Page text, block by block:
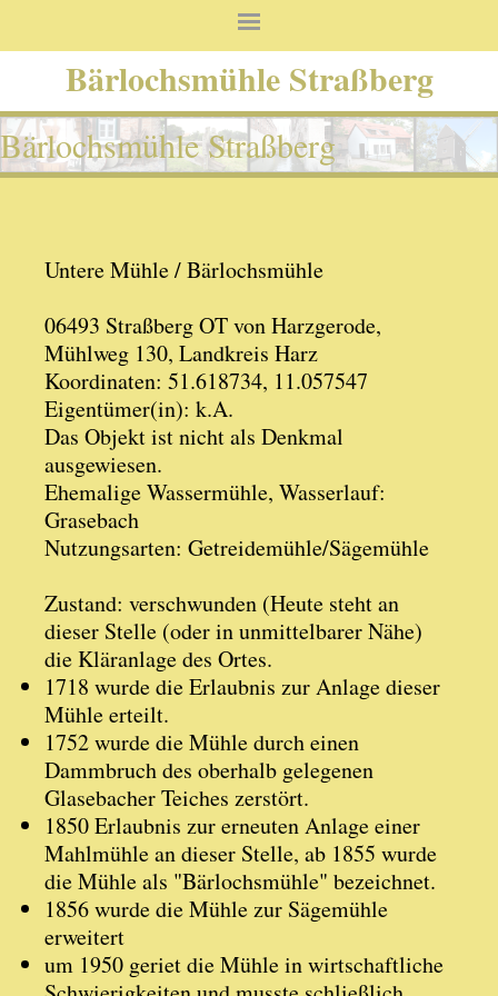
Bärlochsmühle Straßberg
Bärlochsmühle Straßberg
Untere Mühle / Bärlochsmühle
06493 Straßberg OT von Harzgerode,
Mühlweg 130, Landkreis Harz
Koordinaten: 51.618734, 11.057547
Eigentümer(in): k.A.
Das Objekt ist nicht als Denkmal
ausgewiesen.
Ehemalige Wassermühle, Wasserlauf:
Grasebach
Nutzungsarten: Getreidemühle/Sägemühle
Zustand: verschwunden (Heute steht an
dieser Stelle (oder in unmittelbarer Nähe)
die Kläranlage des Ortes.
1718 wurde die Erlaubnis zur Anlage dieser
Mühle erteilt.
1752 wurde die Mühle durch einen
Dammbruch des oberhalb gelegenen
Glasebacher Teiches zerstört.
1850 Erlaubnis zur erneuten Anlage einer
Mahlmühle an dieser Stelle, ab 1855 wurde
die Mühle als "Bärlochsmühle" bezeichnet.
1856 wurde die Mühle zur Sägemühle
erweitert
um 1950 geriet die Mühle in wirtschaftliche